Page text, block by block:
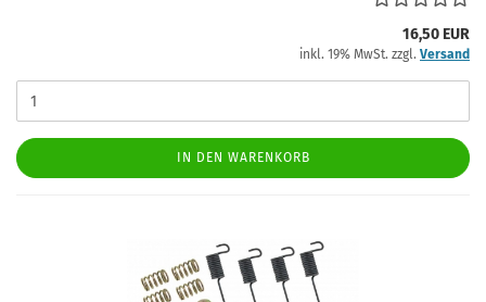
16,50 EUR
inkl. 19% MwSt. zzgl. Versand
IN DEN WARENKORB